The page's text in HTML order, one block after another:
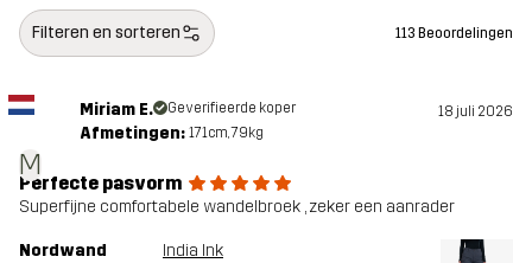
Filteren en sorteren 113 Beoordelingen
M
Miriam E. Geverifieerde koper 18 juli 2026
Afmetingen: 171cm, 79kg
Perfecte pasvorm
Superfijne comfortabele wandelbroek , zeker een aanrader
Nordwand
India Ink